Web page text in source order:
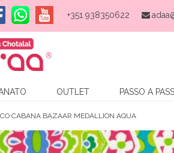
+351 938350622
OUTLET PASSO A
CABANA BAZAAR MEDALLION AQUA